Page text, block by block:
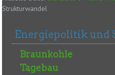
Strukturwandel
Energiepolitik und
Braunkohle
Tagebau